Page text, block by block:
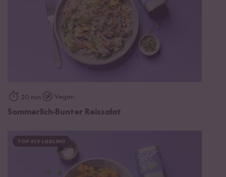
20 min Vegan
Sommerlich-Bunter Reissalat
TOP #15 LIEBLING